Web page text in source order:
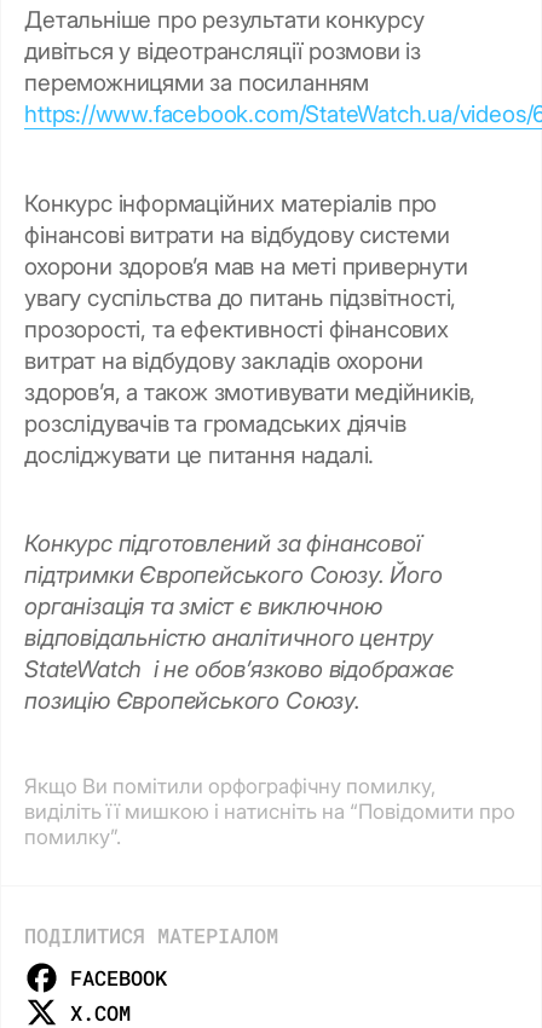
Детальніше про результати конкурсу
дивіться у відеотрансляції розмови із
переможницями за посиланням
https://www.facebook.com/StateWatch.ua/videos/
Конкурс інформаційних матеріалів про
фінансові витрати на відбудову системи
охорони здоров’я мав на меті привернути
увагу суспільства до питань підзвітності,
прозорості, та ефективності фінансових
витрат на відбудову закладів охорони
здоровʼя, а також змотивувати медійників,
розслідувачів та громадських діячів
досліджувати це питання надалі.
Конкурс підготовлений за фінансової
підтримки Європейського Союзу. Його
організація та зміст є виключною
відповідальністю аналітичного центру
StateWatch і не обовʼязково відображає
позицію Європейського Союзу.
Якщо Ви помітили орфографічну помилку,
виділіть її мишкою і натисніть на “Повідомити про
помилку”.
ПОДІЛИТИСЯ МАТЕРІАЛОМ
FACEBOOK
X.COM